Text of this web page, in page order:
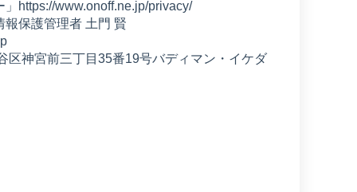
https://www.onoff.ne.jp/privacy/
保護管理者 土門 賢
神宮前三丁目35番19号バディマン・イケダ